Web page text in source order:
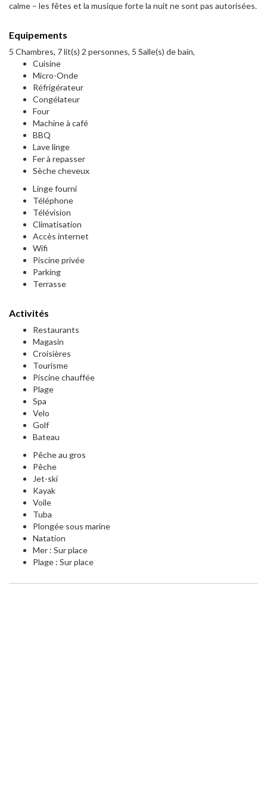
calme – les fêtes et la musique forte la nuit ne sont pas autorisées.
Equipements
5 Chambres, 7 lit(s) 2 personnes, 5 Salle(s) de bain,
Cuisine
Micro-Onde
Réfrigérateur
Congélateur
Four
Machine à café
BBQ
Lave linge
Fer à repasser
Sèche cheveux
Linge fourni
Téléphone
Télévision
Climatisation
Accès internet
Wifi
Piscine privée
Parking
Terrasse
Activités
Restaurants
Magasin
Croisières
Tourisme
Piscine chauffée
Plage
Spa
Velo
Golf
Bateau
Pêche au gros
Pêche
Jet-ski
Kayak
Voile
Tuba
Plongée sous marine
Natation
Mer : Sur place
Plage : Sur place